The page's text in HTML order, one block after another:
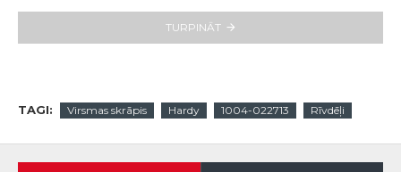
TURPINĀT
TAGI: Virsmas skrāpis Hardy 1004-022713 Rīvdēļi